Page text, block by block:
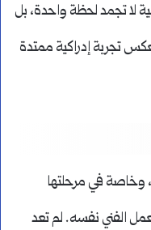
لا تجمد لحظة واحدة، بل
تجربة إدراكية ممتدة
، وخاصة في مرحلتها
الفني نفسه. لم تعد